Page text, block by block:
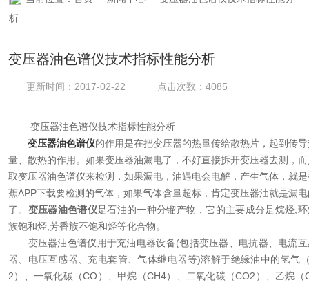
联系香蕉APP下载
析
变压器油色谱仪技术指标性能分析
更新时间：2017-02-22 点击次数：4085
变压器油色谱仪技术指标性能分析
变压器油色谱仪的作用是在把变压器的热量传给散热片，起到传
量、散热的作用。如果变压器油漏电了，不好直接拆开变压器去测，
取变压器油色谱仪来检测，如果漏电，油遇电会电解，产生气体，就
蕉APP下载要检测的气体，如果气体含量超标，肯定变压器油就是漏
了。 变压器油色谱仪是石油的一种分镏产物，它的主要成分是烷烃,
族饱和烃,芳香族不饱和烃等化合物。
变压器油色谱仪用于充油电器设备(包括变压器、电抗器、电流互
器、电压互感器、充电套管、气体继电器等)溶解于绝缘油中的氢气
2）、一氧化碳（CO）、甲烷（CH4）、二氧化碳（CO2）、乙烷（